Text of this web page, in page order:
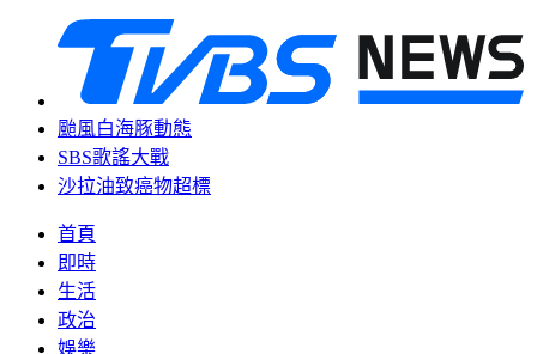
颱風白海豚動態
SBS歌謠大戰
沙拉油致癌物超標
首頁
即時
生活
政治
娛樂